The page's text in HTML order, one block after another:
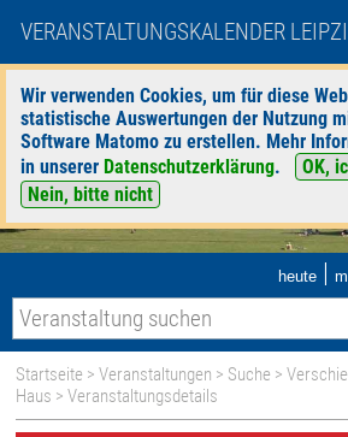
VERANSTALTUNGSKALENDER
Wir verwenden Cookies, um für diese
statistische Auswertungen der Nutzung
Software Matomo zu erstellen. Mehr
in unserer Datenschutzerklärung.
OK,
Nein, bitte nicht
heute |
Startseite >Veranstaltungen > Suche >
Haus > Veranstaltungsdetails